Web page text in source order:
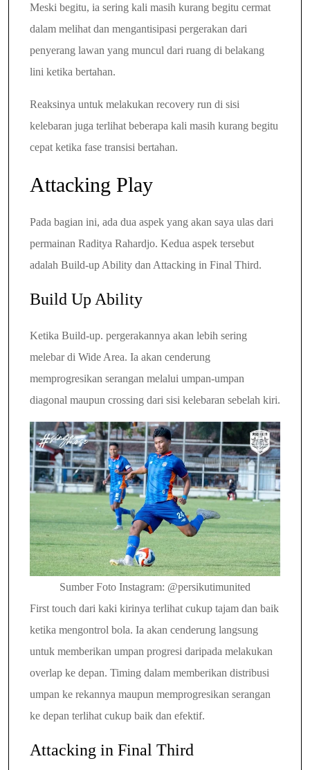
Meski begitu, ia sering kali masih kurang begitu cermat
dalam melihat dan mengantisipasi pergerakan dari
penyerang lawan yang muncul dari ruang di belakang
lini ketika bertahan.
Reaksinya untuk melakukan recovery run di sisi
kelebaran juga terlihat beberapa kali masih kurang begitu
cepat ketika fase transisi bertahan.
Attacking Play
Pada bagian ini, ada dua aspek yang akan saya ulas dari
permainan Raditya Rahardjo. Kedua aspek tersebut
adalah Build-up Ability dan Attacking in Final Third.
Build Up Ability
Ketika Build-up. pergerakannya akan lebih sering
melebar di Wide Area. Ia akan cenderung
memprogresikan serangan melalui umpan-umpan
diagonal maupun crossing dari sisi kelebaran sebelah kiri.
Sumber Foto Instagram: @persikutimunited
First touch dari kaki kirinya terlihat cukup tajam dan baik
ketika mengontrol bola. Ia akan cenderung langsung
untuk memberikan umpan progresi daripada melakukan
overlap ke depan. Timing dalam memberikan distribusi
umpan ke rekannya maupun memprogresikan serangan
ke depan terlihat cukup baik dan efektif.
Attacking in Final Third